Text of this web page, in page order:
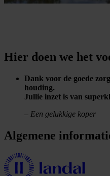
Hier doen we het
Dank voor de goede
houding.
Jullie inzet is van
– Een gelukkige koper
Algemene